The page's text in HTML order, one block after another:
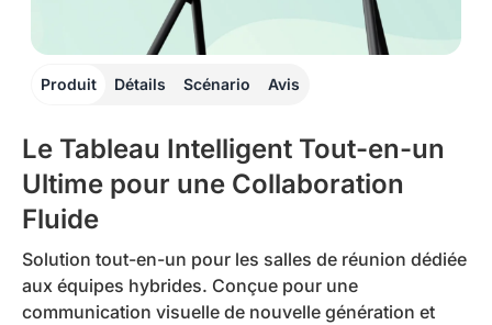
Le Tableau Intelligent Tout-en-un
Ultime pour une Collaboration
Fluide
Solution tout-en-un pour les salles de réunion dédiée
aux équipes hybrides. Conçue pour une
communication visuelle de nouvelle génération et
Produit Détails Scénario Avis